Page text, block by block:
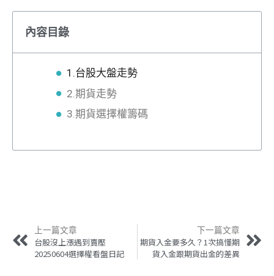
內容目錄
1.台股大盤走勢
2.期貨走勢
3.期貨選擇權籌碼
上一篇文章
台股沒上漲遇到賣壓
20250604選擇權看盤日記
下一篇文章
期貨入金要多久？1次搞懂期
貨入金跟期貨出金的差異